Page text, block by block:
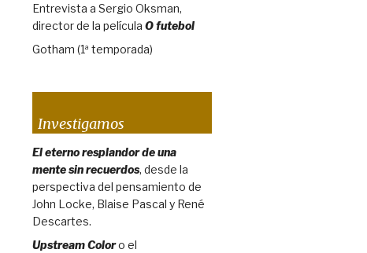
Entrevista a Sergio Oksman,
director de la película O futebol
Gotham (1ª temporada)
Investigamos
El eterno resplandor de una
mente sin recuerdos, desde la
perspectiva del pensamiento de
John Locke, Blaise Pascal y René
Descartes.
Upstream Coloro el